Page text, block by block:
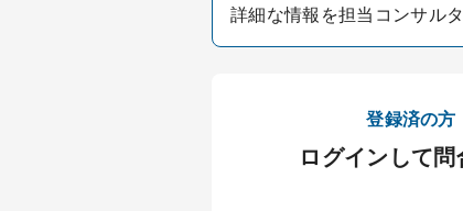
詳細な情報を担当コンサル
登録済の方
ログインして問